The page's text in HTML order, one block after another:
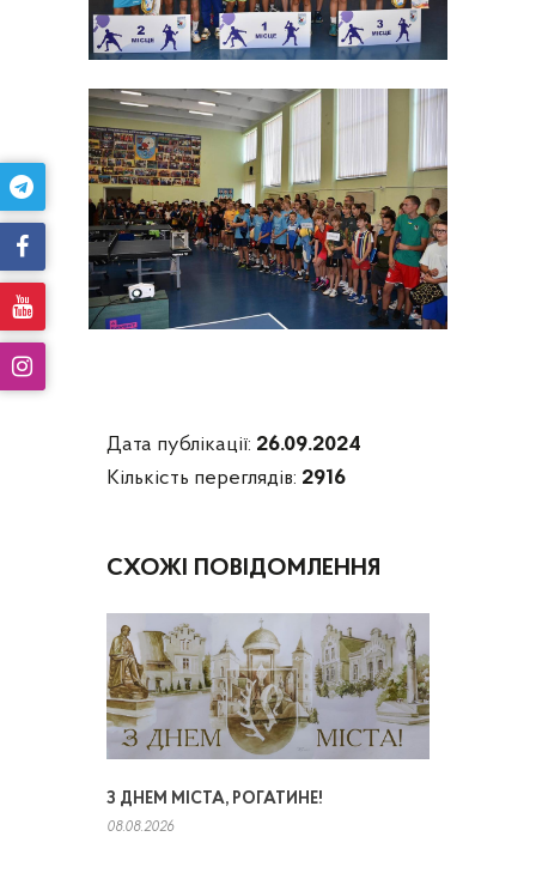
Дата публікації: 26.09.2024
Кількість переглядів: 2916
СХОЖІ ПОВІДОМЛЕННЯ
З ДНЕМ МІСТА, РОГАТИНЕ!
08.08.2026